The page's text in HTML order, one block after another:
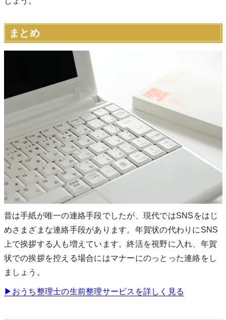
まとめ
昔は手紙が唯一の連絡手段でしたが、現代ではSNSをはじ
めさまざまな連絡手段があります。年賀状の代わりにSNS
上で挨拶する人も増えています。終活を視野に入れ、年賀
状での挨拶を控える場合にはマナーにのっとった連絡をし
ましょう。
▶︎おうち整理士の生前整理サービスを詳しく見る